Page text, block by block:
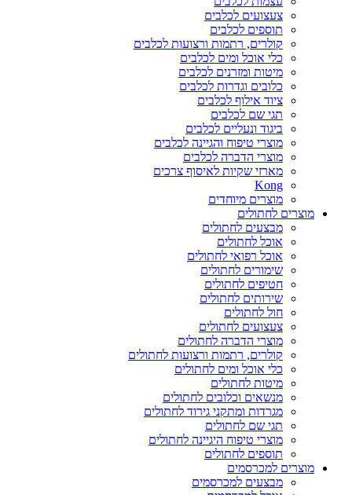
צעצועים לכלבים
תוספים לכלבים
קולרים, רתמות ורצועות לכלבים
כלי אוכל ומים לכלבים
מיטות ומזרנים לכלבים
כלובים וגדרות לכלבים
ציוד אילוף לכלבים
תגי שם לכלבים
ביגוד ונעליים לכלבים
מוצרי טיפוח והגיינה לכלבים
מוצרי הדברה לכלבים
מארזי שקיות לאיסוף צרכים
Kong
מוצרים מיוחדים
מוצרים לחתולים
מבצעים לחתולים
אוכל לחתולים
אוכל רפואי לחתולים
שימורים לחתולים
חטיפים לחתולים
שירותים לחתולים
חול לחתולים
צעצועים לחתולים
מוצרי הדברה לחתולים
קולרים, רתמות ורצועות לחתולים
כלי אוכל ומים לחתולים
מיטות לחתולים
מנשאים וכלובים לחתולים
מגרדות ומתקני גירוד לחתולים
תגי שם לחתולים
מוצרי טיפוח היגיינה לחתולים
תוספים לחתולים
מוצרים למכרסמים
מבצעים למכרסמים